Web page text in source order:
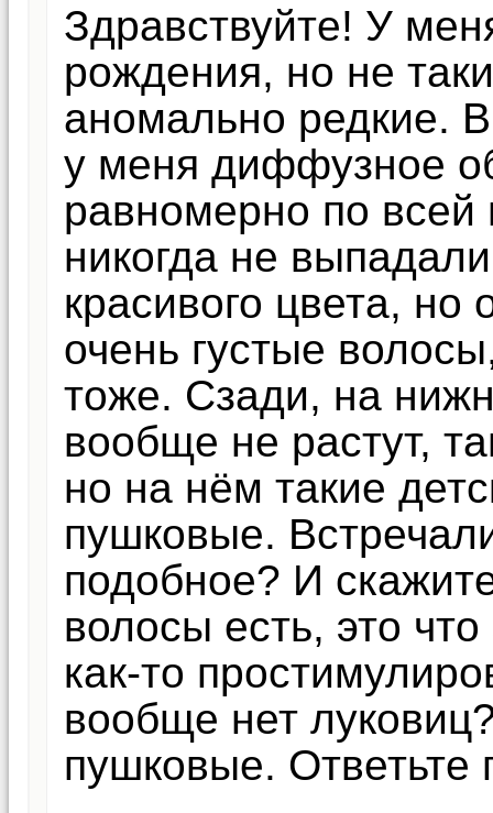
Здравствуйте! У
рождения, но не
аномально редкие.
у меня диффузное
равномерно по всей
никогда не
красивого цвета, но
очень густые
тоже. Сзади, на
вообще не растут,
но на нём такие
пушковые.
подобное? И
волосы есть, это
как-то
вообще нет
пушковые. Ответьте